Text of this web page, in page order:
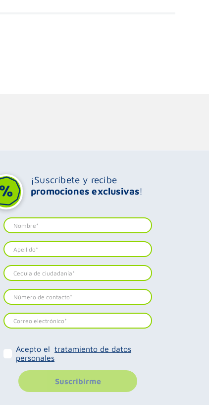
¡Suscríbete y recibe
promociones exclusivas!
Acepto el tratamiento de datos
personales
Suscribirme